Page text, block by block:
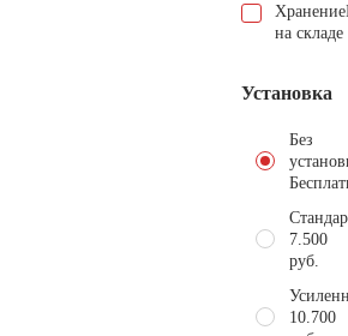
Хранение
на складе
Установка
Без
7.500
руб.
10.700